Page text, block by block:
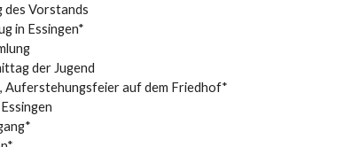
des Vorstands
in Essingen*
der Jugend
Auferstehungsfeier auf dem Friedhof*